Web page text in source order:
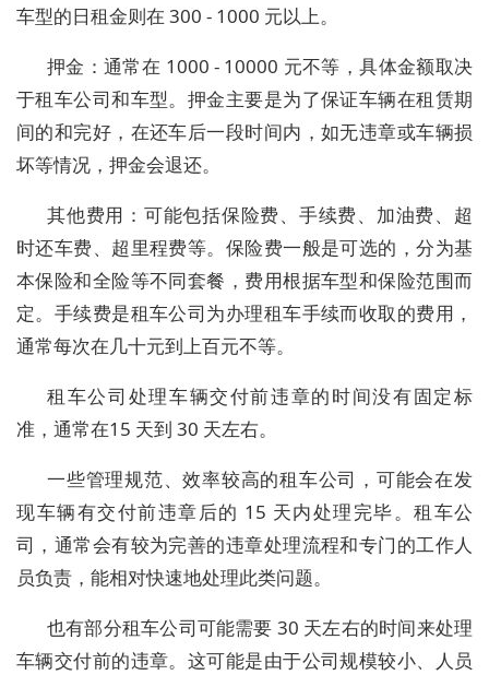
车型的日租金则在 300 - 1000 元以上。
押金：通常在 1000 - 10000 元不等，具体金额取决
于租车公司和车型。押金主要是为了保证车辆在租赁期
间的和完好，在还车后一段时间内，如无违章或车辆损
坏等情况，押金会退还。
其他费用：可能包括保险费、手续费、加油费、超
时还车费、超里程费等。保险费一般是可选的，分为基
本保险和全险等不同套餐，费用根据车型和保险范围而
定。手续费是租车公司为办理租车手续而收取的费用，
通常每次在几十元到上百元不等。
租车公司处理车辆交付前违章的时间没有固定标
准，通常在15 天到 30 天左右。
一些管理规范、效率较高的租车公司，可能会在发
现车辆有交付前违章后的 15 天内处理完毕。租车公
司，通常会有较为完善的违章处理流程和专门的工作人
员负责，能相对快速地处理此类问题。
也有部分租车公司可能需要 30 天左右的时间来处理
车辆交付前的违章。这可能是由于公司规模较小、人员